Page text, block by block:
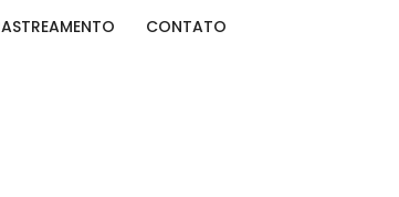
RASTREAMENTO CONTATO